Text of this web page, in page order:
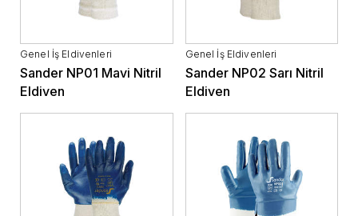
Genel İş Eldivenleri
Sander NP01 Mavi Nitril
Eldiven
Genel İş Eldivenleri
Sander NP02 Sarı Nitril
Eldiven